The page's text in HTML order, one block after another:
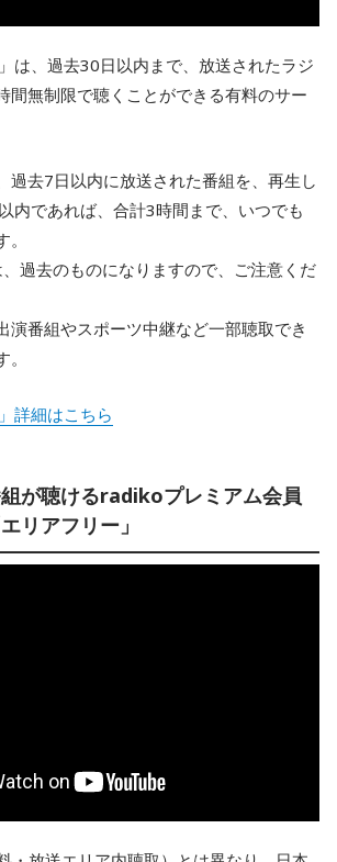
は、過去30日以内まで、放送されたラジ
間無制限で聴くことができる有料のサー
過去7日以内に放送された番組を、再生し
内であれば、合計3時間まで、いつでも
過去のものになりますので、ご注意くだ
番組やスポーツ中継など一部聴取でき
詳細はこちら
が聴けるradikoプレミアム会員
リアフリー」